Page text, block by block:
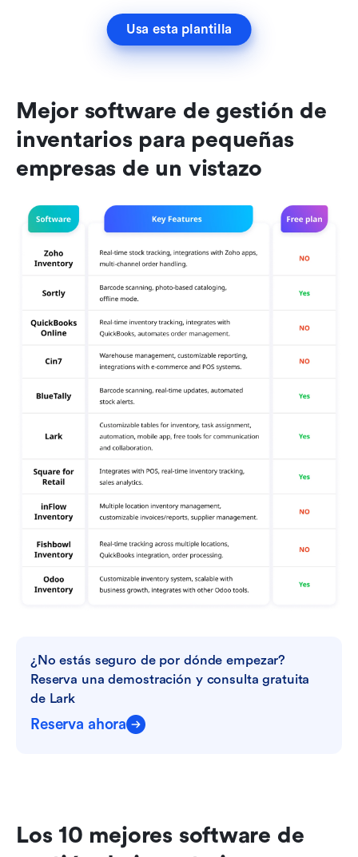
Usa esta plantilla
Mejor software de gestión de
inventarios para pequeñas
empresas de un vistazo
¿No estás seguro de por dónde empezar?
Reserva una demostración y consulta gratuita
de Lark
Reserva ahora
Los 10 mejores software de